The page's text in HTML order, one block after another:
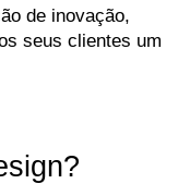
de inovação,
seus clientes um